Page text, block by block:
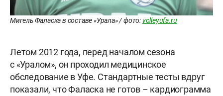
Мигель Фаласка в составе «Урала» / фото:volleyufa.ru
Летом 2012 года, перед началом сезона
с «Уралом», он проходил медицинское
обследование в Уфе. Стандартные тесты вдруг
показали, что Фаласка не готов – кардиограмма